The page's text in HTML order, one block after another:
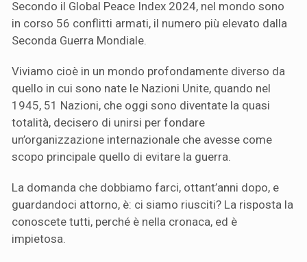
Secondo il Global Peace Index 2024, nel mondo sono
in corso 56 conflitti armati, il numero più elevato dalla
Seconda Guerra Mondiale.
Viviamo cioè in un mondo profondamente diverso da
quello in cui sono nate le Nazioni Unite, quando nel
1945, 51 Nazioni, che oggi sono diventate la quasi
totalità, decisero di unirsi per fondare
un’organizzazione internazionale che avesse come
scopo principale quello di evitare la guerra.
La domanda che dobbiamo farci, ottant’anni dopo, e
guardandoci attorno, è: ci siamo riusciti? La risposta la
conoscete tutti, perché è nella cronaca, ed è
impietosa.